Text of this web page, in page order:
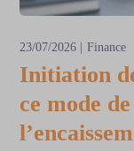
23/07/2026 Finance
Initiation
ce mode